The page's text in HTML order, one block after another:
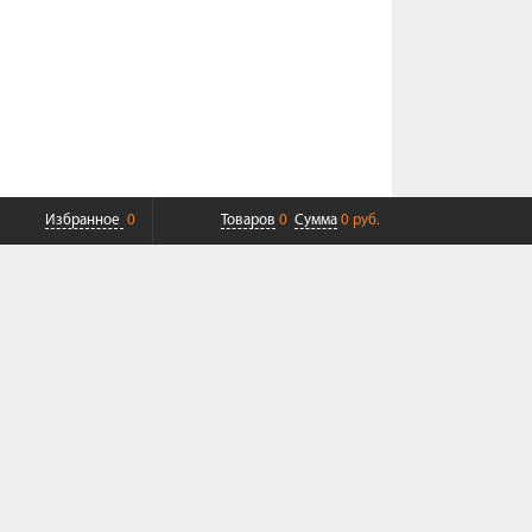
Избранное 0 Товаров 0 Сумма 0 руб.